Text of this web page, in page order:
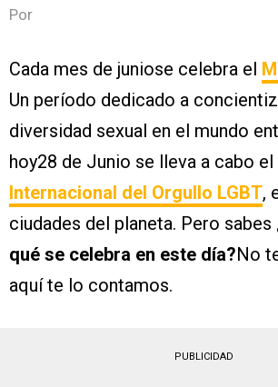
Por
Cada mes de juniose celebra el
Un período dedicado a
diversidad sexual en el mundo
hoy28 de Junio se lleva a cabo el
Internacional del Orgullo LGBT,
ciudades del planeta. Pero sabes
qué se celebra en este día?No
aquí te lo contamos.
PUBLICIDAD